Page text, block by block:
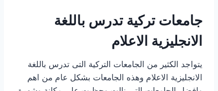
جامعات تركية تدرس باللغة
الانجليزية الاعلام
يتواجد الكثير من الجامعات التركية التى تدرس باللغة
الانجليزية الاعلام وهذه الجامعات بشكل عام من اهم